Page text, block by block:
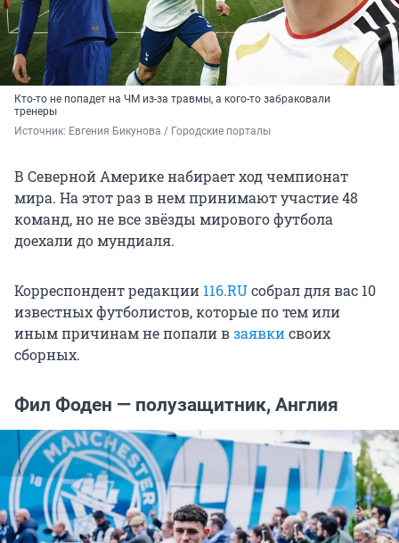
Кто-то не попадет на ЧМ из-за травмы, а кого-то забраковали
тренеры
Источник: Евгения Бикунова / Городские порталы
В Северной Америке набирает ход чемпионат
мира. На этот раз в нем принимают участие 48
команд, но не все звёзды мирового футбола
доехали до мундиаля.
Корреспондент редакции 116.RUсобрал для вас 10
известных футболистов, которые по тем или
иным причинам не попали взаявкисвоих
сборных.
Фил Фоден — полузащитник, Англия